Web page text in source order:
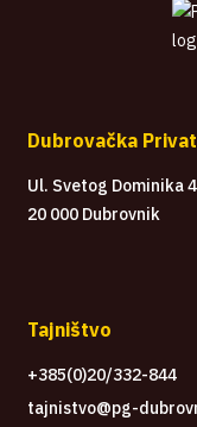
Dubrovačka
Ul. Svetog Dominika 4
20 000 Dubrovnik
Tajništvo
+385(0)20/332-844
tajnistvo@pg-